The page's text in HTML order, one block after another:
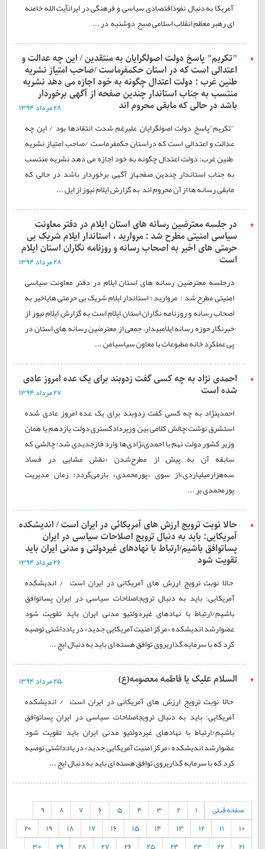
آمریکا به دنبال نفوذاقتصادی سیاسی و فرهنگی در ایرانآیت الله خامنه
ای رهبر معظم انقلاب اسلامی صبح دوشنبه در ...
"تکریم" پاسخ دولت اصولگرایان به منتقدین / این چه عدالت و
اعتدالی است که در استان حکمفرماست /صاحب امتیاز نشریه
طنین غرب : دولت اعتدال چگونه به خود اجازه می دهد نشریه
منتسب به جناب استاندار چندین صفحه از آگهی برخوردار
باشد در حالی که مابقی محروم اند ۲۸ مرداد ۱۳۹۴
"تکریم"پاسخ دولت اصولگرایان علیرغم شدت انتقادها بود / این چه
عدالت و اعتدالی است که دراستان حکمفرماست /صاحب امتیاز نشریه
طنین غرب: دولت اعتدال چگونه به خود اجازه می دهد نشریه منتسب
به جناب استاندار چندین صفحهاز آگهی برخوردار باشد در حالی که
مابقی رسانه ها از آن محروم اند به گزارش ایلام نیوز از ایل ...
در جلسه معترضین رسانه های استان ایلام در دفتر معاونت
سیاسی امنیتی مطرح شد : مروارید ، استاندار ایلام شریک بی
حرمتی های اخیر به اصحاب رسانه و روزنامه نگاران استان ایلام
است ۲۸ مرداد ۱۳۹۴
درجلسه معترضین رسانه های استان ایلام در دفتر معاونت سیاسی
امنیتی مطرح شد : مروارید ؛ استاندار ایلام شریک بی حرمتی هایاخیر به
اصحاب رسانه و روزنامه نگاران استان ایلام است به گزارش ایلام نیوز از
خبرنگار حوزه رسانه ایلامبیدار، جمعی از معترضین رسانه های استان در
پی عملکرد خانه مطبوعات با معاون سیاسیامن ...
احمدی نژاد به چه کسی گفت زد‌‎وبند برای یک عده امروز عادی
شده است ۲۷ مرداد ۱۳۹۴
احمدینژاد به چه کسی گفت زد‌‎وبند برای یک عده امروز عادی شده
استشرق نوشت:چالش کلامی بین وزیردادگستری دولت یازدهم یا همان
وزیر کشور دولت نهم با احمدی‌نژادی‌ها وارد فازجدیدی شد؛ چالشی که
سابقه آن به پیش از مطرح‌شدن «نقش مشایی در فساد
سه‌هزارمیلیاردی»از سوی «پورمحمدی» بازمی‌گردد؛ زمان مدیریت
پورمحمدی بر ...
حالا نوبت ترویج ارزش های آمریکائی در ایران است / انديشکده
آمريکايی: بايد به دنبال ترويج اصلاحات سياسی در ايران
پساتوافق باشيم/ارتباط با نهادهای غيردولتی و مدنی ايران بايد
تقويت شود ۲۶ مرداد ۱۳۹۴
حالا نوبت ترویج ارزش های آمریکائی در ایران است / انديشکده
آمريکايی: بايد به دنبال ترويجاصلاحات سياسی در ايران پساتوافق
باشيم/ارتباط با نهادهای غيردولتیو مدنی ايران بايد تقويت شود
عضوارشد انديشکده «مرکز امنيت آمريکايی جديد» در يادداشتی توصيه
کرد که با سرمايه گذاریروی توافق هسته ای بايد به دنبال ايج ...
السلام علیک یا فاطمه معصومه(ع) ۲۵ مرداد ۱۳۹۴
حالا نوبت ترویج ارزش های آمریکائی در ایران است / انديشکده
آمريکايی: بايد به دنبال ترويجاصلاحات سياسی در ايران پساتوافق
باشيم/ارتباط با نهادهای غيردولتیو مدنی ايران بايد تقويت شود
عضوارشد انديشکده «مرکز امنيت آمريکايی جديد» در يادداشتی توصيه
کرد که با سرمايه گذاریروی توافق هسته ای بايد به دنبال ايج ...
صفحه قبلی 1
2
3
4
5
6
7
8
9
10
11
12
13
14
15
16
17
18
19
20